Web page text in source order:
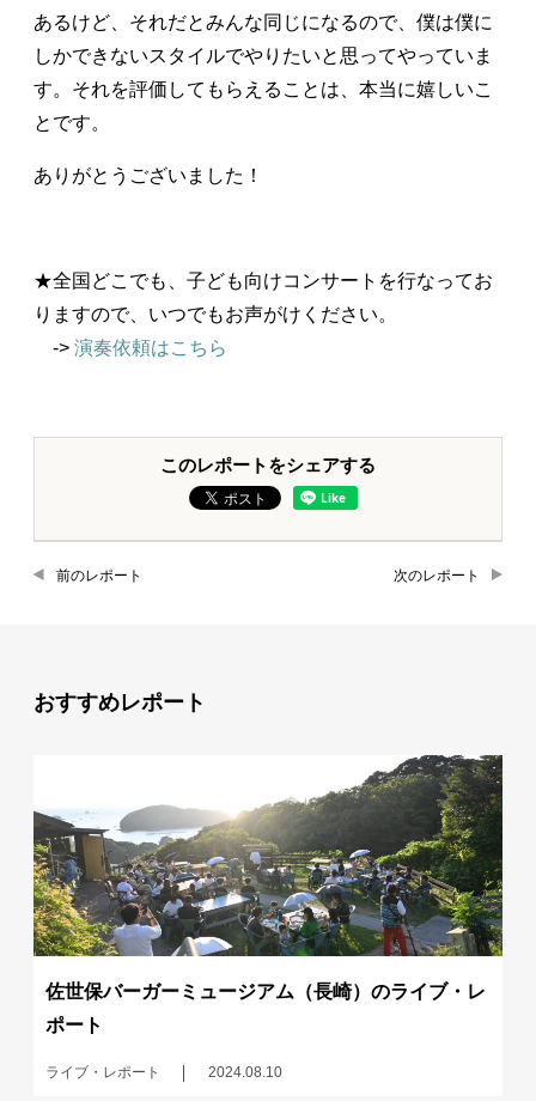
あるけど、それだとみんな同じになるので、僕は僕に
しかできないスタイルでやりたいと思ってやっていま
す。それを評価してもらえることは、本当に嬉しいこ
とです。
ありがとうございました！
★全国どこでも、子ども向けコンサートを行なってお
りますので、いつでもお声がけください。
-> 演奏依頼はこちら
このレポートをシェアする
前のレポート 次のレポート
おすすめレポート
佐世保バーガーミュージアム（長崎）のライブ・レ
ポート
ライブ・レポート 2024.08.10